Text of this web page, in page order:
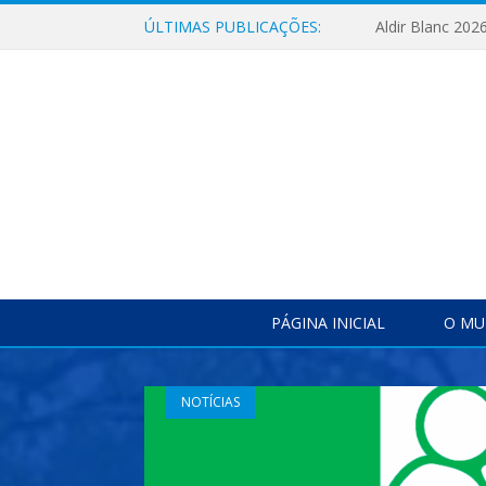
ÚLTIMAS PUBLICAÇÕES: Aldir Blanc 2026
PÁGINA INICIAL O
NOTÍCIAS
NOTÍCIAS